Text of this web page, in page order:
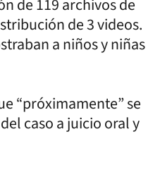
de 119 archivos de
de 3 videos.
a niños y niñas
“próximamente” se
caso a juicio oral y